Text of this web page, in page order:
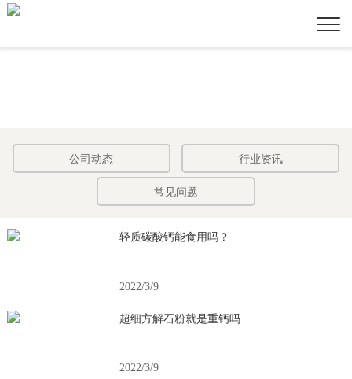
公司动态 行业资讯
常见问题
轻质碳酸钙能食用吗？
2022/3/9
超细方解石粉就是重钙吗
2022/3/9